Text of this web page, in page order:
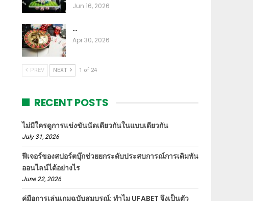
Jun 16, 2026
…
Apr 30, 2026
PREV NEXT 1 of 24
RECENT POSTS
ไม่มีใครดูการแข่งขันนัดเดียวกันในแบบเดียวกัน
July 31, 2026
ฟีเจอร์ของสปอร์ตบุ๊กช่วยยกระดับประสบการณ์การเดิมพัน
ออนไลน์ได้อย่างไร
June 22, 2026
คู่มือการเล่นเกมฉบับสมบูรณ์: ทำไม UFABET จึงเป็นตัว